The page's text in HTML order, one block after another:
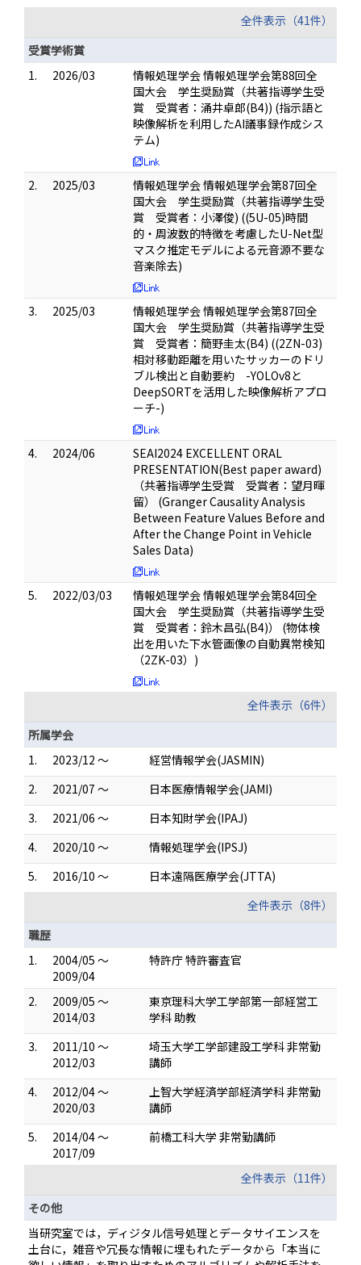
全件表示（41件）
受賞学術賞
1.
2026/03
情報処理学会 情報処理学会第88回全
国大会 学生奨励賞（共著指導学生受
賞 受賞者：涌井卓郎(B4)) (指示語と
映像解析を利用したAI議事録作成シス
テム)
2. 2025/03
情報処理学会 情報処理学会第87回全
国大会 学生奨励賞（共著指導学生受
賞 受賞者：小澤俊) ((5U-05)時間
的・周波数的特徴を考慮したU-Net型
マスク推定モデルによる元音源不要な
音楽除去)
3. 2025/03
情報処理学会 情報処理学会第87回全
国大会 学生奨励賞（共著指導学生受
賞 受賞者：簡野圭太(B4) ((2ZN-03)
相対移動距離を用いたサッカーのドリ
ブル検出と自動要約 -YOLOv8と
DeepSORTを活用した映像解析アプロ
ーチ-)
4. 2024/06
SEAI2024 EXCELLENT ORAL
PRESENTATION(Best paper award)
（共著指導学生受賞 受賞者：望月暉
留） (Granger Causality Analysis
Between Feature Values Before and
After the Change Point in Vehicle
Sales Data)
5. 2022/03/03
情報処理学会 情報処理学会第84回全
国大会 学生奨励賞（共著指導学生受
賞 受賞者：鈴木昌弘(B4)） (物体検
出を用いた下水管画像の自動異常検知
（2ZK-03）)
全件表示（6件）
所属学会
1.
2023/12 ～
経営情報学会(JASMIN)
2.
2021/07 ～
日本医療情報学会(JAMI)
3.
2021/06 ～
日本知財学会(IPAJ)
4.
2020/10 ～
情報処理学会(IPSJ)
5.
2016/10 ～
日本遠隔医療学会(JTTA)
全件表示（8件）
職歴
1.
2004/05 ～
2009/04
特許庁 特許審査官
2.
2009/05 ～
2014/03
東京理科大学工学部第一部経営工
学科 助教
3.
2011/10 ～
2012/03
埼玉大学工学部建設工学科 非常勤
講師
4.
2012/04 ～
2020/03
上智大学経済学部経済学科 非常勤
講師
5.
2014/04 ～
2017/09
前橋工科大学 非常勤講師
全件表示（11件）
その他
当研究室では，ディジタル信号処理とデータサイエンスを
土台に，雑音や冗長な情報に埋もれたデータから「本当に